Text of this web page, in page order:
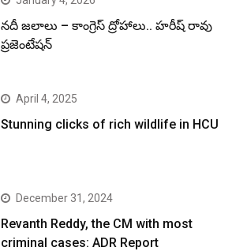
నదీ జలాలు – కాంగ్రెస్ ద్రోహాలు.. హరీష్ రావు
ప్రజెంటేషన్
April 4, 2025
Stunning clicks of rich wildlife in HCU
December 31, 2024
Revanth Reddy, the CM with most
criminal cases: ADR Report